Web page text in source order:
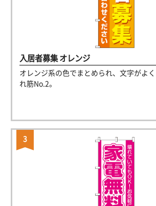
入居者募集 オレンジ
オレンジ系の色でまとめられ、文字がよ
れ筋No.2。